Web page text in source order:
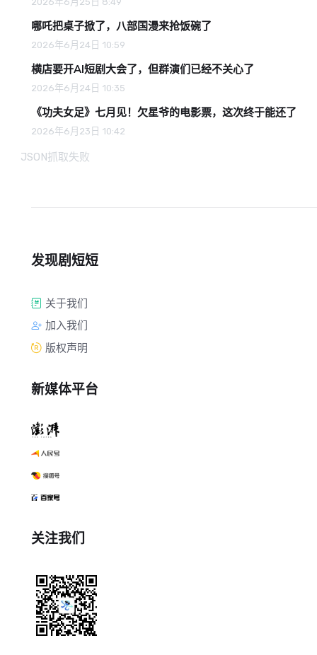
哪吒把桌子掀了，八部国漫来抢饭碗了
2026年6月24日 10:59
横店要开AI短剧大会了，但群演们已经不关心了
2026年6月24日 10:35
《功夫女足》七月见！欠星爷的电影票，这次终于能还了
2026年6月23日 10:42
JSON抓取失败
发现剧短短
关于我们
加入我们
版权声明
新媒体平台
关注我们